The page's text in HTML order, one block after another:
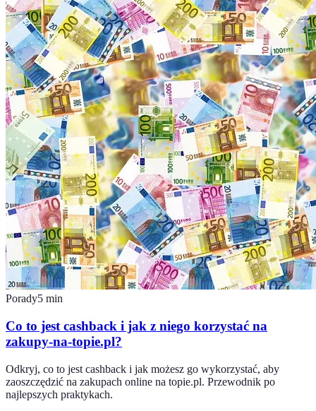
Porady5 min
Co to jest cashback i jak z niego korzystać na
zakupy-na-topie.pl?
Odkryj, co to jest cashback i jak możesz go wykorzystać, aby
zaoszczędzić na zakupach online na topie.pl. Przewodnik po
najlepszych praktykach.